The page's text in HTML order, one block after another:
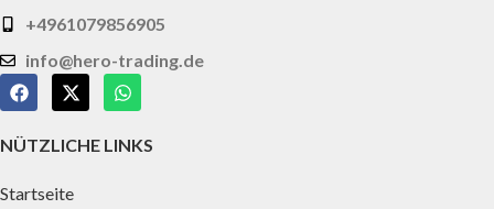
+4961079856905
info@hero-trading.de
NÜTZLICHE LINKS
Startseite